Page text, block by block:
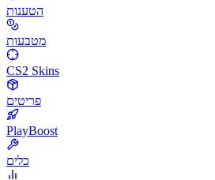
הטענות
מטבעות
CS2 Skins
פריטים
PlayBoost
כלים